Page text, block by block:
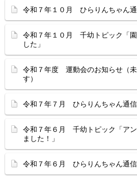
令和７年１０月 ひらりんちゃん通
令和７年１０月 千幼トピック「園
した」
令和７年度 運動会のお知らせ（未
す）
令和７年７月 ひらりんちゃん通信
令和７年６月 千幼トピック「ア
ました！」
令和７年６月 ひらりんちゃん通信